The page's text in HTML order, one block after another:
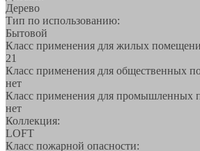
Дерево
Тип по использованию:
Бытовой
Класс применения для жилых
21
Класс применения для общественных
нет
Класс применения для промышленных
нет
Коллекция:
LOFT
Класс пожарной опасности: